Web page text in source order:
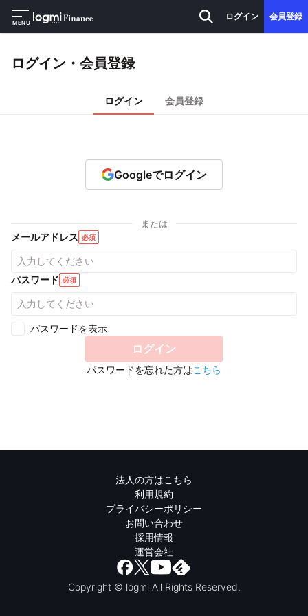
MENU
ログイン 会員登録
ログイン・会員登録
ログイン 会員登録
Googleでログイン
または
メールアドレス 必須
パスワード 必須
パスワードを表示
ログイン
パスワードを忘れた方はこちら
法人の方はこちら
利用規約
プライバシーポリシー
お問い合わせ
採用情報
運営会社
Copyright © logmi All Rights Reserved.